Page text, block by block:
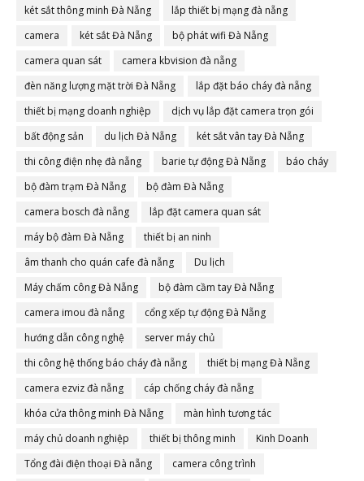
két sắt thông minh Đà Nẵng
lắp thiết bị mạng đà nẵng
camera
két sắt Đà Nẵng
bộ phát wifi Đà Nẵng
camera quan sát
camera kbvision đà nẵng
đèn năng lượng mặt trời Đà Nẵng
lắp đặt báo cháy đà nẵng
thiết bị mạng doanh nghiệp
dịch vụ lắp đặt camera trọn gói
bất động sản
du lịch Đà Nẵng
két sắt vân tay Đà Nẵng
thi công điện nhẹ đà nẵng
barie tự động Đà Nẵng
báo cháy
bộ đàm trạm Đà Nẵng
bộ đàm Đà Nẵng
camera bosch đà nẵng
lắp đặt camera quan sát
máy bộ đàm Đà Nẵng
thiết bị an ninh
âm thanh cho quán cafe đà nẵng
Du lịch
Máy chấm công Đà Nẵng
bộ đàm cầm tay Đà Nẵng
camera imou đà nẵng
cổng xếp tự động Đà Nẵng
hướng dẫn công nghệ
server máy chủ
thi công hệ thống báo cháy đà nẵng
thiết bị mạng Đà Nẵng
camera ezviz đà nẵng
cáp chống cháy đà nẵng
khóa cửa thông minh Đà Nẵng
màn hình tương tác
máy chủ doanh nghiệp
thiết bị thông minh
Kinh Doanh
Tổng đài điện thoại Đà nẵng
camera công trình